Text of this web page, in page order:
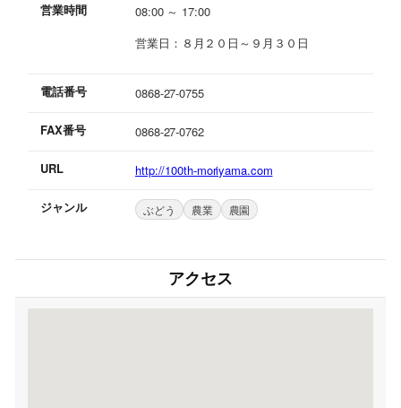
営業時間
08:00 ～ 17:00
営業日：８月２０日～９月３０日
電話番号 0868-27-0755
FAX番号 0868-27-0762
URL http://100th-moriyama.com
ジャンル ぶどう 農業 農園
アクセス